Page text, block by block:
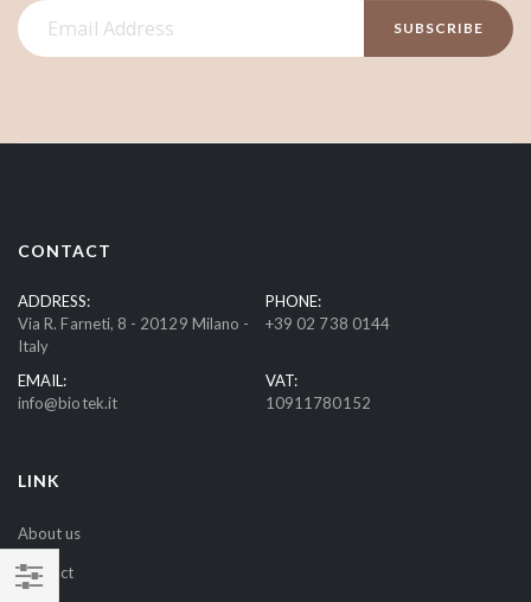
S
i
u
r
N
e
w
t
t
e
SUBSCRIBE
CONTACT
ADDRESS:
Via R. Farneti, 8 - 20129 Milano -
Italy
PHONE:
+39 02 738 0144
EMAIL:
info@biotek.it
VAT:
10911780152
LINK
About us
Contact